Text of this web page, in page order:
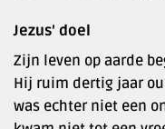
Jezus’ doel
Zijn leven op aarde
Hij ruim dertig jaar
was echter niet een